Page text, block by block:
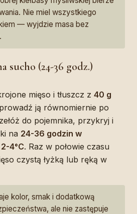
Nie miel wszystkiego
— wyjdzie masa bez
sucho (24-36 godz.)
mięso i tłuszcz z 40 g
ją równomiernie po
do pojemnika, przykryj i
na 24-36 godzin w
4°C. Raz w połowie czasu
czystą łyżką lub ręką w
kolor, smak i dodatkową
ale nie zastępuje